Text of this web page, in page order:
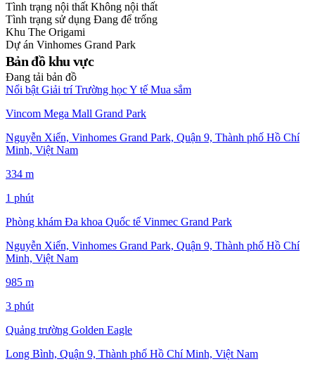
Tình trạng nội thất Không nội thất
Tình trạng sử dụng Đang để trống
Khu The Origami
Dự án Vinhomes Grand Park
Bản đồ khu vực
Đang tải bản đồ
Nổi bật Giải trí Trường họcY tế Mua sắm
Vincom Mega Mall Grand Park
Nguyễn Xiển, Vinhomes Grand Park, Quận 9, Thành phố Hồ Chí
Minh, Việt Nam
334 m
1 phút
Phòng khám Đa khoa Quốc tế Vinmec Grand Park
Nguyễn Xiển, Vinhomes Grand Park, Quận 9, Thành phố Hồ Chí
Minh, Việt Nam
985 m
3 phút
Quảng trường Golden Eagle
Long Bình, Quận 9, Thành phố Hồ Chí Minh, Việt Nam